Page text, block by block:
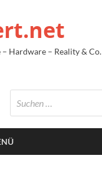
Hardware – Reality & Co.